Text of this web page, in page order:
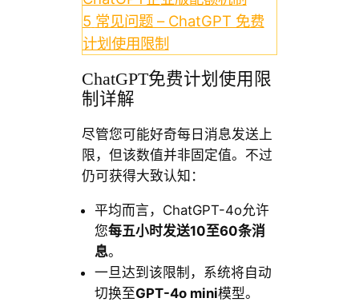
5 常见问题 – ChatGPT 免费
计划使用限制
ChatGPT免费计划使用限
制详解
尽管您可能好奇每日消息发送上
限，但该数值并非固定值。不过
仍可获得大致认知：
平均而言，ChatGPT-4o允许
您每五小时发送10至60条消
息。
一旦达到该限制，系统将自动
切换至GPT-4o mini模型。